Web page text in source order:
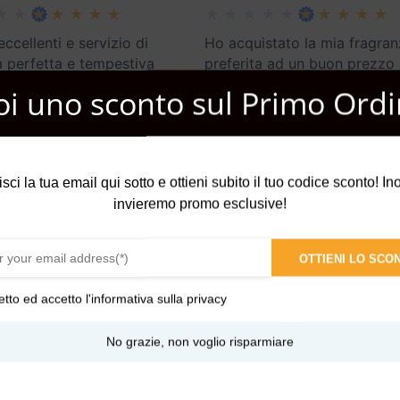
e servizio di
perfetta e tempestiva
Ho acquistato la mia
preferita ad un buon prezzo
confezionata e con qua …
stessa intensità. Ci intenerisce con il suo aspetto angelico e
di testa, si percepisce l’accordo inaspettato caffè, cuoio e
e arriva sempre al suo scopo. Delizioso piccolo mostro!
uno sconto sul Primo
la tua email qui sotto e ottieni subito il tuo codice sconto!
invieremo promo esclusive!
OTTIENI LO
ed accetto l'informativa sulla privacy
No grazie, non voglio risparmiare